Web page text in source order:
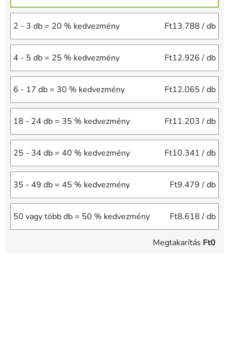
2 - 3 db = 20 % kedvezmény Ft13.788 / db
4 - 5 db = 25 % kedvezmény Ft12.926 / db
6 - 17 db = 30 % kedvezmény Ft12.065 / db
18 - 24 db = 35 % kedvezmény Ft11.203 / db
25 - 34 db = 40 % kedvezmény Ft10.341 / db
35 - 49 db = 45 % kedvezmény Ft9.479 / db
50 vagy több db = 50 % kedvezmény Ft8.618 / db
Megtakarítás Ft0